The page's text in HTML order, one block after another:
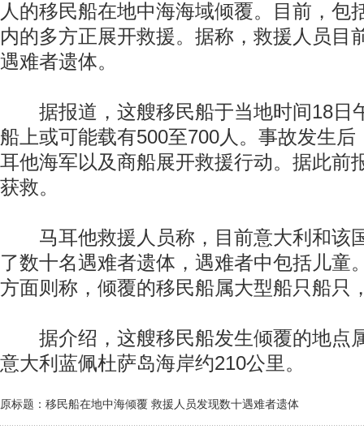
人的移民船在地中海海域倾覆。目前，包
内的多方正展开救援。据称，救援人员目
遇难者遗体。
据报道，这艘移民船于当地时间18日
船上或可能载有500至700人。事故发生后
耳他海军以及商船展开救援行动。据此前
获救。
马耳他救援人员称，目前意大利和该
了数十名遇难者遗体，遇难者中包括儿童
方面则称，倾覆的移民船属大型船只船只
据介绍，这艘移民船发生倾覆的地点
意大利蓝佩杜萨岛海岸约210公里。
原标题：移民船在地中海倾覆 救援人员发现数十遇难者遗体